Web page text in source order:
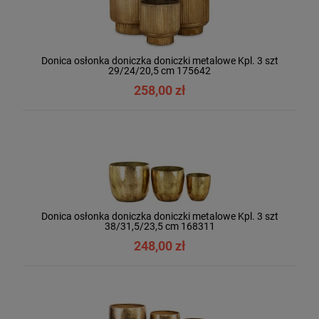
Donica osłonka doniczka doniczki metalowe Kpl. 3 szt
29/24/20,5 cm 175642
258,00 zł
Donica osłonka doniczka doniczki metalowe Kpl. 3 szt
38/31,5/23,5 cm 168311
248,00 zł